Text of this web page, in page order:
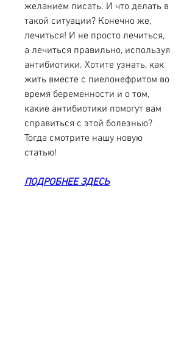
желанием писать. И что делать в
такой ситуации? Конечно же,
лечиться! И не просто лечиться,
а лечиться правильно, используя
антибиотики. Хотите узнать, как
жить вместе с пиелонефритом во
время беременности и о том,
какие антибиотики помогут вам
справиться с этой болезнью?
Тогда смотрите нашу новую
статью!
ПОДРОБНЕЕ ЗДЕСЬ